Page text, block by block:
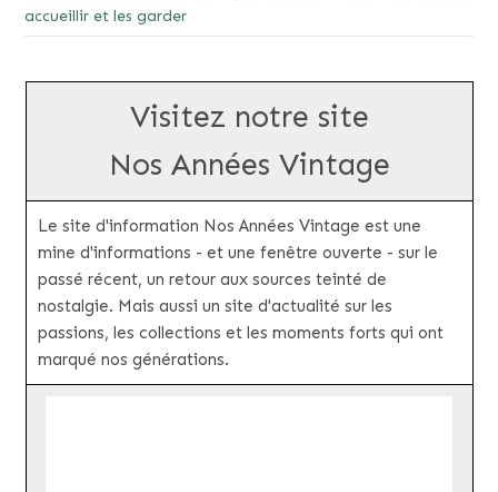
accueillir et les garder
Visitez notre site
Nos Années Vintage
Le site d'information Nos Années Vintage est une
mine d'informations - et une fenêtre ouverte - sur le
passé récent, un retour aux sources teinté de
nostalgie. Mais aussi un site d'actualité sur les
passions, les collections et les moments forts qui ont
marqué nos générations.